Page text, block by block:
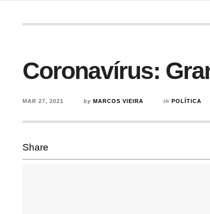
Coronavírus:
MAR 27, 2021 by MARCOS VIEIRA in POLÍTICA
Share